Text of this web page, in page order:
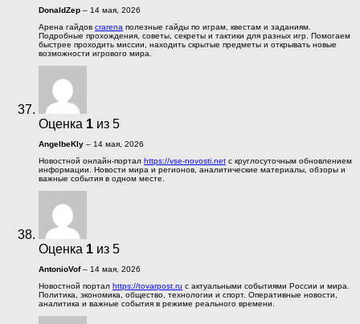
DonaldZep – 14 мая, 2026
Арена гайдов crarena полезные гайды по играм, квестам и заданиям.
Подробные прохождения, советы, секреты и тактики для разных игр. Помогаем
быстрее проходить миссии, находить скрытые предметы и открывать новые
возможности игрового мира.
Оценка 1 из 5
AngelbeKly – 14 мая, 2026
Новостной онлайн-портал https://vse-novosti.net с круглосуточным обновлением
информации. Новости мира и регионов, аналитические материалы, обзоры и
важные события в одном месте.
Оценка 1 из 5
AntonioVof– 14 мая, 2026
Новостной портал https://tovarpost.ru с актуальными событиями России и мира.
Политика, экономика, общество, технологии и спорт. Оперативные новости,
аналитика и важные события в режиме реального времени.